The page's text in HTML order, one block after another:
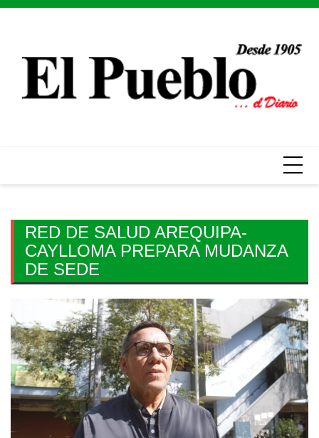
Skip
RED DE SALUD AREQUIPA-
CAYLLOMA PREPARA MUDANZA
DE SEDE